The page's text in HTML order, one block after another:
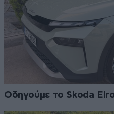
Οδηγούμε το Skoda